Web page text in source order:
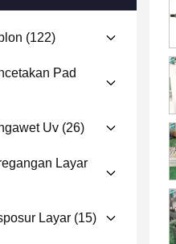
(122)
Pad
Uv (26)
Layar
Layar (15)